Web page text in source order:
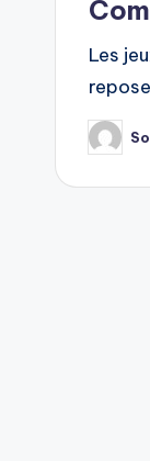
Les
Posted
by